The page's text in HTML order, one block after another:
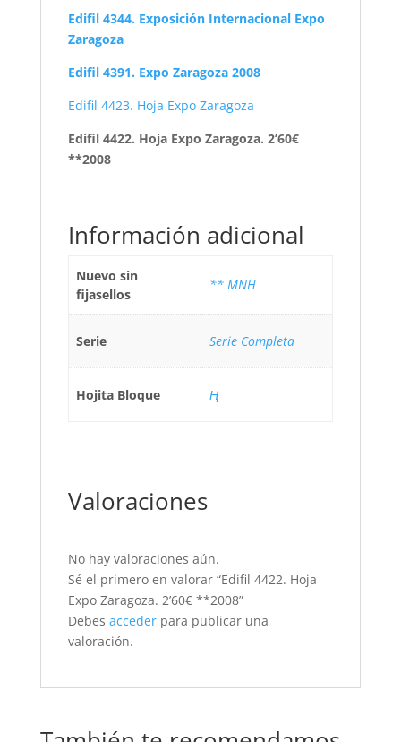
Edifil 4344. Exposición Internacional Expo
Zaragoza
Edifil 4391. Expo Zaragoza 2008
Edifil 4423. Hoja Expo Zaragoza
Edifil 4422. Hoja Expo Zaragoza. 2’60€
**2008
Información adicional
Nuevo sin
fijasellos
** MNH
Serie Serie Completa
Hojita Bloque Ң
Valoraciones
No hay valoraciones aún.
Sé el primero en valorar “Edifil 4422. Hoja
Expo Zaragoza. 2’60€ **2008”
Debes accederpara publicar una
valoración.